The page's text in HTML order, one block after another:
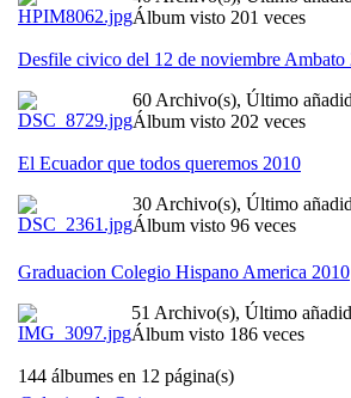
Álbum visto 201 veces
Desfile civico del 12 de noviembre Ambato
60 Archivo(s), Último
Álbum visto 202 veces
El Ecuador que todos queremos 2010
30 Archivo(s), Último
Álbum visto 96 veces
Graduacion Colegio Hispano America 2010
51 Archivo(s), Último
Álbum visto 186 veces
144 álbumes en 12 página(s)